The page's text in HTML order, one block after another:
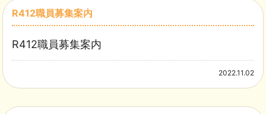
R412職員募集案内
R412職員募集案内
2022.11.02